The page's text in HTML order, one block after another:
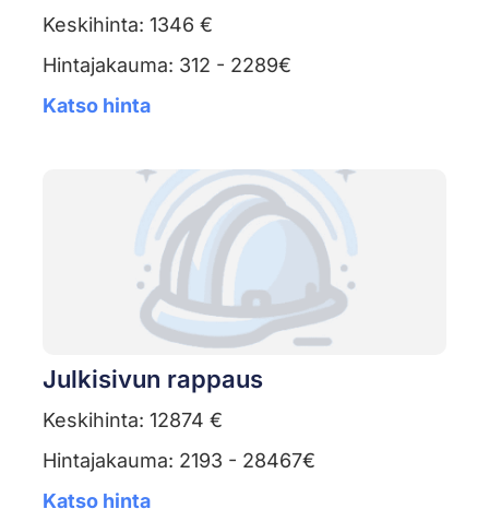
Keskihinta: 1346 €
Hintajakauma: 312 - 2289€
Katso hinta
Julkisivun rappaus
Keskihinta: 12874 €
Hintajakauma: 2193 - 28467€
Katso hinta